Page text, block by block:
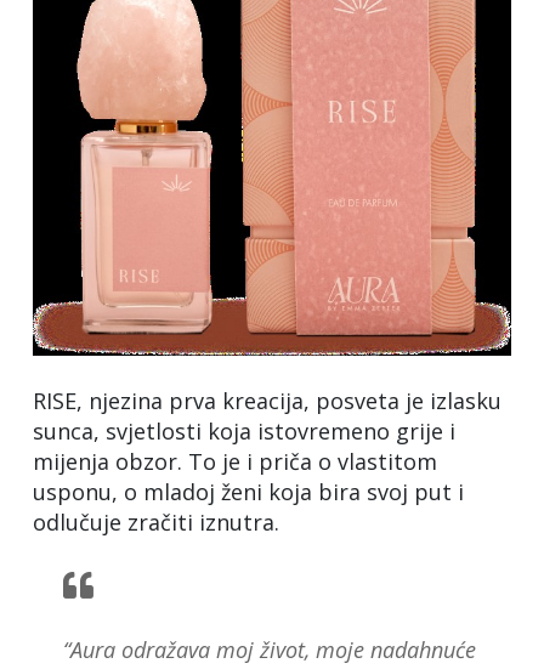
RISE, njezina prva kreacija, posveta je izlasku
sunca, svjetlosti koja istovremeno grije i
mijenja obzor. To je i priča o vlastitom
usponu, o mladoj ženi koja bira svoj put i
odlučuje zračiti iznutra.
“Aura odražava moj život, moje nadahnuće